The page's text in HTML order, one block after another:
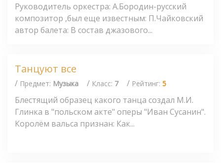
Руководитель оркестра: А.Бородин-русский
композитор ,был еще известным: П.Чайковский
автор балета: В состав джазового...
Танцуют все
/ Предмет: Музыка / Класс: 7 / Рейтинг: 5
Блестящий образец какого танца создал М.И.
Глинка в "польском акте" оперы "Иван Сусанин".
Королём вальса признан: Как...